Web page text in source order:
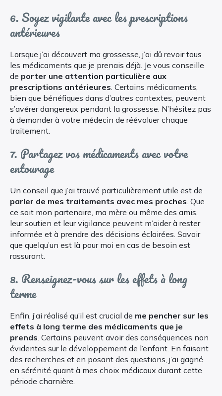
6. Soyez vigilante avec les prescriptions
antérieures
Lorsque j’ai découvert ma grossesse, j’ai dû revoir tous
les médicaments que je prenais déjà. Je vous conseille
de porter une attention particulière aux
prescriptions antérieures . Certains médicaments,
bien que bénéfiques dans d’autres contextes, peuvent
s’avérer dangereux pendant la grossesse. N’hésitez pas
à demander à votre médecin de réévaluer chaque
traitement.
7. Partagez vos médicaments avec votre
entourage
Un conseil que j’ai trouvé particulièrement utile est de
parler de mes traitements avec mes proches . Que
ce soit mon partenaire, ma mère ou même des amis,
leur soutien et leur vigilance peuvent m’aider à rester
informée et à prendre des décisions éclairées. Savoir
que quelqu’un est là pour moi en cas de besoin est
rassurant.
8. Renseignez-vous sur les effets à long
terme
Enfin, j’ai réalisé qu’il est crucial de me pencher sur les
effets à long terme des médicaments que je
prends . Certains peuvent avoir des conséquences non
évidentes sur le développement de l’enfant. En faisant
des recherches et en posant des questions, j’ai gagné
en sérénité quant à mes choix médicaux durant cette
période charnière.